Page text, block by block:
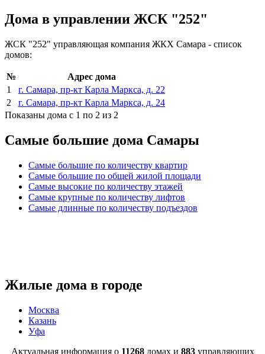
Дома в управлении ЖСК "252"
ЖСК "252" управляющая компания ЖКХ Самара - список
домов:
№
Адрес дома
1
г. Самара, пр-кт Карла Маркса, д. 22
2
г. Самара, пр-кт Карла Маркса, д. 24
Показаны дома с 1 по 2 из 2
Самые большие дома Самары
Самые большие по количеству квартир
Самые большие по общей жилой площади
Самые высокие по количеству этажей
Самые крупные по количеству лифтов
Самые длинные по количеству подъездов
Жилые дома в городе
Москва
Казань
Уфа
Актуальная информация о 11268 домах и 883 управляющих